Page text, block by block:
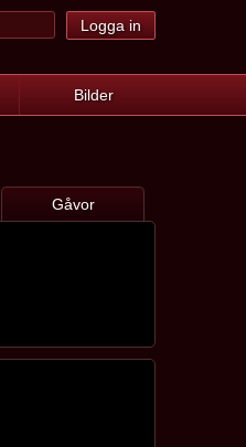
Bilder
Gåvor